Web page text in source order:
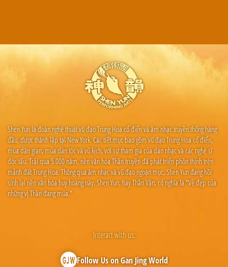
Shen Yun là đoàn nghệ thuật vũ đạo Trung Hoa cổ điển và âm nhạc truyền thống hàng
đầu, được thành lập tại New York. Các tiết mục bao gồm vũ đạo Trung Hoa cổ điển,
múa dân gian, múa dân tộc và vũ kịch, với sự tham gia của dàn nhạc và các nghệ sĩ
độc tấu. Trải qua 5.000 năm, nền văn hóa Thần truyền đã phát triển phồn thịnh trên
mảnh đất Trung Hoa. Thông qua âm nhạc và vũ đạo ngoạn mục, Shen Yun đang hồi
sinh lại nền văn hóa huy hoàng này. Shen Yun, hay Thần Vận, có nghĩa là "Vẻ đẹp của
những vị Thần đang múa."
Interact with us:
Follow Us on Gan Jing World